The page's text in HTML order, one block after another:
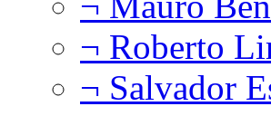
¬ Roberto
¬ Salvador